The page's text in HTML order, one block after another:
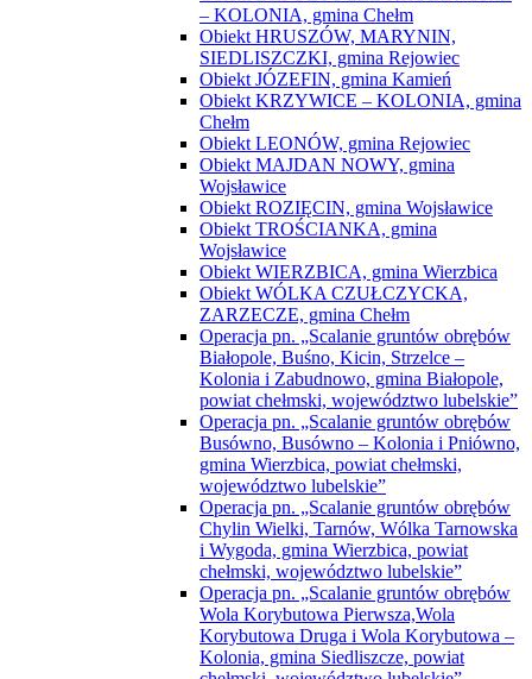
– KOLONIA, gmina Chełm
Obiekt HRUSZÓW, MARYNIN,
SIEDLISZCZKI, gmina Rejowiec
Obiekt JÓZEFIN, gmina Kamień
Obiekt KRZYWICE – KOLONIA, gmina
Chełm
Obiekt LEONÓW, gmina Rejowiec
Obiekt MAJDAN NOWY, gmina
Wojsławice
Obiekt ROZIĘCIN, gmina Wojsławice
Obiekt TROŚCIANKA, gmina
Wojsławice
Obiekt WIERZBICA, gmina Wierzbica
Obiekt WÓLKA CZUŁCZYCKA,
ZARZECZE, gmina Chełm
Operacja pn. „Scalanie gruntów obrębów
Białopole, Buśno, Kicin, Strzelce –
Kolonia i Zabudnowo, gmina Białopole,
powiat chełmski, województwo lubelskie”
Operacja pn. „Scalanie gruntów obrębów
Busówno, Busówno – Kolonia i Pniówno,
gmina Wierzbica, powiat chełmski,
województwo lubelskie”
Operacja pn. „Scalanie gruntów obrębów
Chylin Wielki, Tarnów, Wólka Tarnowska
i Wygoda, gmina Wierzbica, powiat
chełmski, województwo lubelskie”
Operacja pn. „Scalanie gruntów obrębów
Wola Korybutowa Pierwsza,Wola
Korybutowa Druga i Wola Korybutowa –
Kolonia, gmina Siedliszcze, powiat